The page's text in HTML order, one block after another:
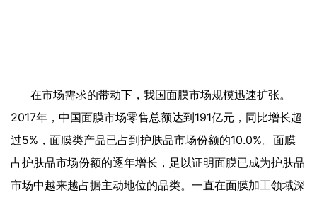
在市场需求的带动下，我国面膜市场规模迅速扩张。
2017年，中国面膜市场零售总额达到191亿元，同比增长超
过5%，面膜类产品已占到护肤品市场份额的10.0%。面膜
占护肤品市场份额的逐年增长，足以证明面膜已成为护肤品
市场中越来越占据主动地位的品类。一直在面膜加工领域深